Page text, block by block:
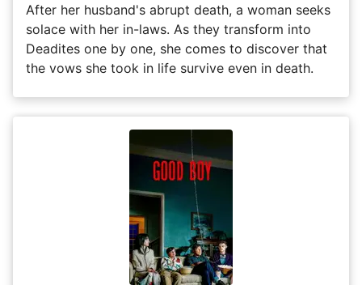
After her husband's abrupt death, a woman seeks
solace with her in-laws. As they transform into
Deadites one by one, she comes to discover that
the vows she took in life survive even in death.